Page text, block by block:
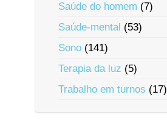
Saúde do homem (7)
Saúde-mental (53)
Sono (141)
Terapia da luz (5)
Trabalho em turnos (17)